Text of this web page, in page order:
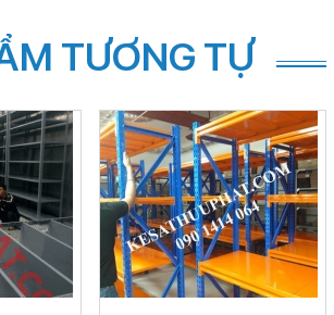
TƯƠNG TỰ